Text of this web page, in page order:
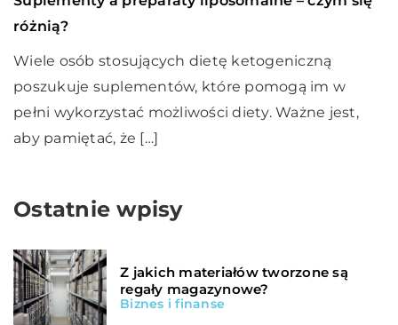
różnią?
Wiele osób stosujących dietę ketogeniczną
poszukuje suplementów, które pomogą im w
pełni wykorzystać możliwości diety. Ważne jest,
aby pamiętać, że […]
Ostatnie wpisy
Z jakich materiałów tworzone są
regały magazynowe?
Biznes i finanse